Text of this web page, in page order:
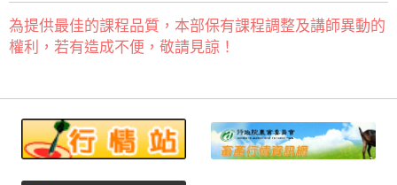
為提供最佳的課程品質，本部保有課程調整及講師異動的
權利，若有造成不便，敬請見諒！